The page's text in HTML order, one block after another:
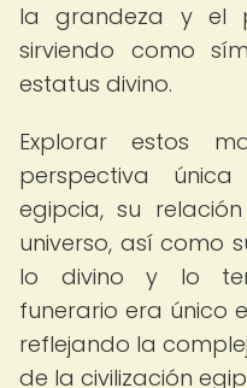
la grandeza y el
sirviendo como
estatus divino.
Explorar estos
perspectiva
egipcia, su
universo, así como
lo divino y lo
funerario era único
reflejando la
de la civilización